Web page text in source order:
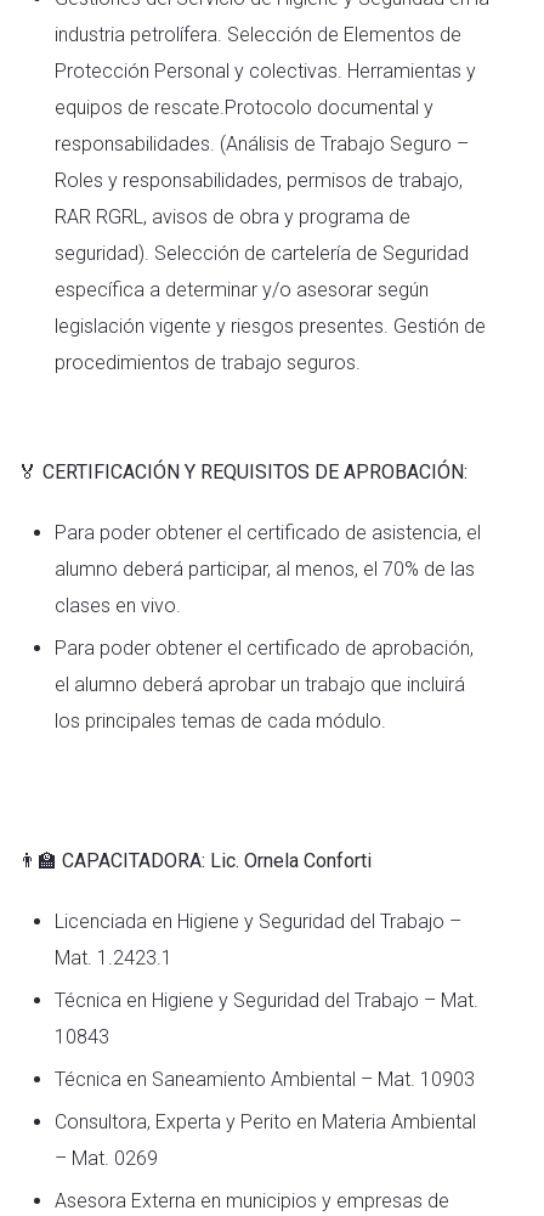
industria petrolífera. Selección de Elementos de
Protección Personal y colectivas. Herramientas y
equipos de rescate.Protocolo documental y
responsabilidades. (Análisis de Trabajo Seguro –
Roles y responsabilidades, permisos de trabajo,
RAR RGRL, avisos de obra y programa de
seguridad). Selección de cartelería de Seguridad
específica a determinar y/o asesorar según
legislación vigente y riesgos presentes. Gestión de
procedimientos de trabajo seguros.
🏅 CERTIFICACIÓN Y REQUISITOS DE APROBACIÓN:
Para poder obtener el certificado de asistencia, el
alumno deberá participar, al menos, el 70% de las
clases en vivo.
Para poder obtener el certificado de aprobación,
el alumno deberá aprobar un trabajo que incluirá
los principales temas de cada módulo.
👨‍🏫 CAPACITADORA: Lic. Ornela Conforti
Licenciada en Higiene y Seguridad del Trabajo –
Mat. 1.2423.1
Técnica en Higiene y Seguridad del Trabajo – Mat.
10843
Técnica en Saneamiento Ambiental – Mat. 10903
Consultora, Experta y Perito en Materia Ambiental
– Mat. 0269
Asesora Externa en municipios y empresas de